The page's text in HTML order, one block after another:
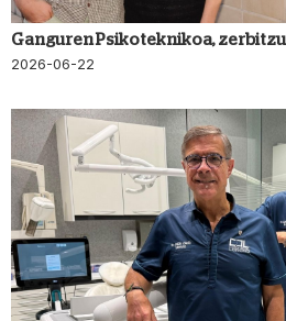
Ganguren Psikoteknikoa,
2026-06-22